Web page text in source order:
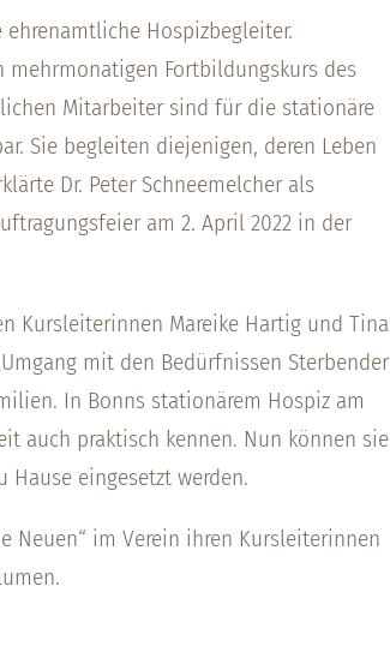
ehrenamtliche Hospizbegleiter.
mehrmonatigen Fortbildungskurs des
Mitarbeiter sind für die stationäre
Sie begleiten diejenigen, deren Leben
Dr. Peter Schneemelcher als
am 2. April 2022 in der
Kursleiterinnen Mareike Hartig und Tina
mit den Bedürfnissen Sterbender
In Bonns stationärem Hospiz am
auch praktisch kennen. Nun können sie
eingesetzt werden.
Neuen“ im Verein ihren Kursleiterinnen